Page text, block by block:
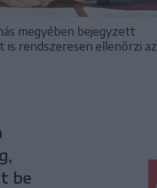
megyében bejegyzett
rendszeresen ellenőrzi az
be